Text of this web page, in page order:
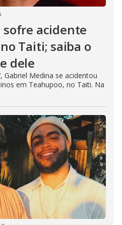
acidente
Taiti; saiba o
dele
Gabriel Medina se acidentou
em Teahupoo, no Taiti. Na